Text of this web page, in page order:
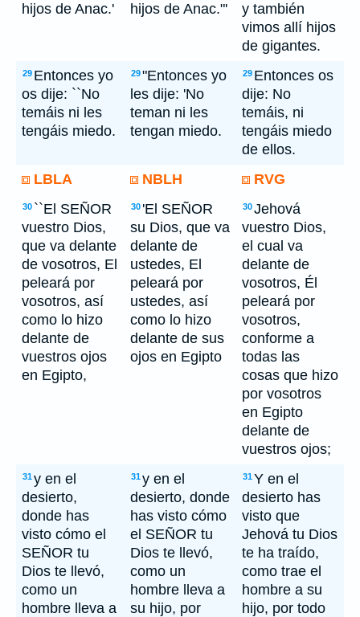
hijos de Anac.'
hijos de Anac."'
y también
vimos allí hijos
de gigantes.
29 Entonces yo
os dije: ``No
temáis ni les
tengáis miedo.
29"Entonces yo
les dije: 'No
teman ni les
tengan miedo.
29 Entonces os
dije: No
temáis, ni
tengáis miedo
de ellos.
LBLA
NBLH RVG
30 ``El SEÑOR
vuestro Dios,
que va delante
de vosotros, El
peleará por
vosotros, así
como lo hizo
delante de
vuestros ojos
en Egipto,
30 'El SEÑOR
su Dios, que va
delante de
ustedes, El
peleará por
ustedes, así
como lo hizo
delante de sus
ojos en Egipto
30Jehová
vuestro Dios,
el cual va
delante de
vosotros, Él
peleará por
vosotros,
conforme a
todas las
cosas que hizo
por vosotros
en Egipto
delante de
vuestros ojos;
31y en el
desierto,
donde has
visto cómo el
SEÑOR tu
Dios te llevó,
como un
hombre lleva a
31y en el
desierto, donde
has visto cómo
el SEÑOR tu
Dios te llevó,
como un
hombre lleva a
su hijo, por
31Y en el
desierto has
visto que
Jehová tu Dios
te ha traído,
como trae el
hombre a su
hijo, por todo